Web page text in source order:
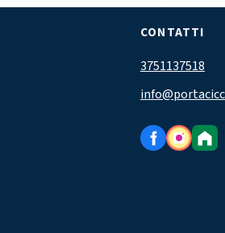
CONTATTI
3751137518